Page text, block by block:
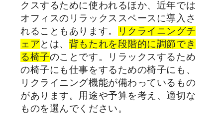
クスするために使われるほか、近年では
オフィスのリラックススペースに導入さ
れることもあります。
リクライニングチ
ェアとは、 背もたれを段階的に調節でき
る椅子のことです。リラックスするため
の椅子にも仕事をするための椅子にも、
リクライニング機能が備わっているもの
があります。用途や予算を考え、適切な
ものを選んでください。